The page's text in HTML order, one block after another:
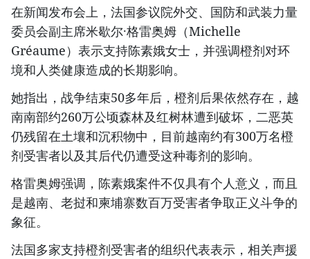
在新闻发布会上，法国参议院外交、国防和武装力量
委员会副主席米歇尔·格雷奥姆（Michelle
Gréaume）表示支持陈素娥女士，并强调橙剂对环
境和人类健康造成的长期影响。
她指出，战争结束50多年后，橙剂后果依然存在，越
南南部约260万公顷森林及红树林遭到破坏，二恶英
仍残留在土壤和沉积物中，目前越南约有300万名橙
剂受害者以及其后代仍遭受这种毒剂的影响。
格雷奥姆强调，陈素娥案件不仅具有个人意义，而且
是越南、老挝和柬埔寨数百万受害者争取正义斗争的
象征。
法国多家支持橙剂受害者的组织代表表示，相关声援